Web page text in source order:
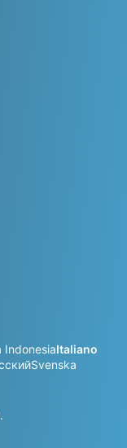
IndonesiaItaliano
Svenska